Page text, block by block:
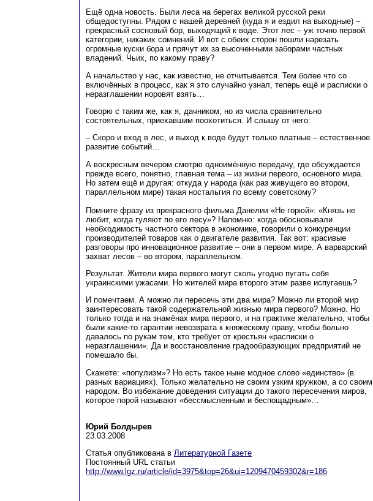
Ещё одна новость. Были леса на берегах великой русской реки
общедоступны. Рядом с нашей деревней (куда я и ездил на выходные) –
прекрасный сосновый бор, выходящий к воде. Этот лес – уж точно первой
категории, никаких сомнений. И вот с обеих сторон пошли нарезать
огромные куски бора и прячут их за высоченными заборами частных
владений. Чьих, по какому праву?
А начальство у нас, как известно, не отчитывается. Тем более что со
включённых в процесс, как я это случайно узнал, теперь ещё и расписки о
неразглашении норовят взять…
Говорю с таким же, как я, дачником, но из числа сравнительно
состоятельных, приехавшим поохотиться. И слышу от него:
– Скоро и вход в лес, и выход к воде будут только платные – естественное
развитие событий…
А воскресным вечером смотрю одноимённую передачу, где обсуждается
прежде всего, понятно, главная тема – из жизни первого, основного мира.
Но затем ещё и другая: откуда у народа (как раз живущего во втором,
параллельном мире) такая ностальгия по всему советскому?
Помните фразу из прекрасного фильма Данелии «Не горюй»: «Князь не
любит, когда гуляют по его лесу»? Напомню: когда обосновывали
необходимость частного сектора в экономике, говорили о конкуренции
производителей товаров как о двигателе развития. Так вот: красивые
разговоры про инновационное развитие – они в первом мире. А варварский
захват лесов – во втором, параллельном.
Результат. Жители мира первого могут сколь угодно пугать себя
украинскими ужасами. Но жителей мира второго этим разве испугаешь?
И помечтаем. А можно ли пересечь эти два мира? Можно ли второй мир
заинтересовать такой содержательной жизнью мира первого? Можно. Но
только тогда и на знамёнах мира первого, и на практике желательно, чтобы
были какие-то гарантии невозврата к княжескому праву, чтобы больно
давалось по рукам тем, кто требует от крестьян «расписки о
неразглашении». Да и восстановление градообразующих предприятий не
помешало бы.
Скажете: «популизм»? Но есть такое ныне модное слово «единство» (в
разных вариациях). Только желательно не своим узким кружком, а со своим
народом. Во избежание доведения ситуации до такого пересечения миров,
которое порой называют «бессмысленным и беспощадным»…
Юрий Болдырев
23.03.2008
Статья опубликована в Литературной Газете
Постоянный URL статьи
http://www.lgz.ru/article/id=3975&top=26&ui=1209470459302&r=186